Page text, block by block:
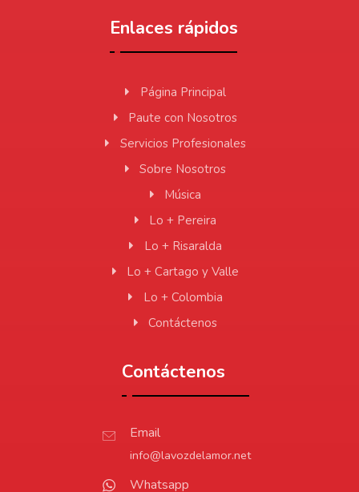
Enlaces rápidos
Página Principal
Paute con Nosotros
Servicios Profesionales
Sobre Nosotros
Música
Lo + Pereira
Lo + Risaralda
Lo + Cartago y Valle
Lo + Colombia
Contáctenos
Contáctenos
Email
info@lavozdelamor.net
Whatsapp